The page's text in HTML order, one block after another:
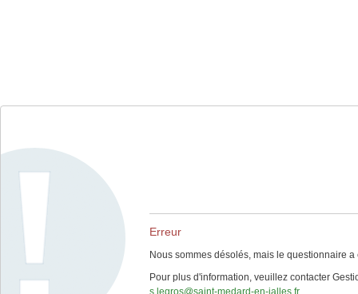
Erreur
Nous sommes désolés, mais le questionnaire
Pour plus d'information, veuillez contacter
s.legros@saint-medard-en-jalles.fr